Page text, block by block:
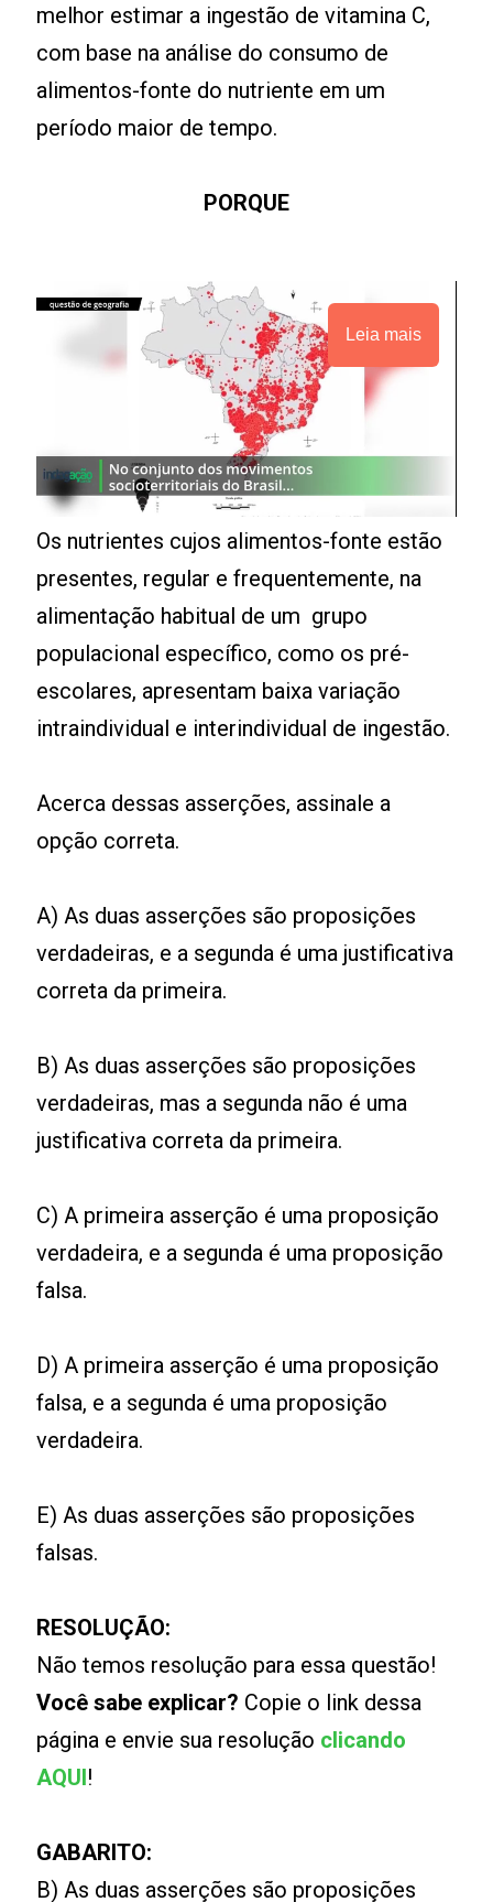
melhor estimar a ingestão de vitamina C,
com base na análise do consumo de
alimentos-fonte do nutriente em um
período maior de tempo.
PORQUE
Leia mais
Os nutrientes cujos alimentos-fonte estão
presentes, regular e frequentemente, na
alimentação habitual de um grupo
populacional específico, como os pré-
escolares, apresentam baixa variação
intraindividual e interindividual de ingestão.
Acerca dessas asserções, assinale a
opção correta.
A) As duas asserções são proposições
verdadeiras, e a segunda é uma justificativa
correta da primeira.
B) As duas asserções são proposições
verdadeiras, mas a segunda não é uma
justificativa correta da primeira.
C) A primeira asserção é uma proposição
verdadeira, e a segunda é uma proposição
falsa.
D) A primeira asserção é uma proposição
falsa, e a segunda é uma proposição
verdadeira.
E) As duas asserções são proposições
falsas.
RESOLUÇÃO:
Não temos resolução para essa questão!
Você sabe explicar? Copie o link dessa
página e envie sua resolução clicando
AQUI!
GABARITO:
B) As duas asserções são proposições